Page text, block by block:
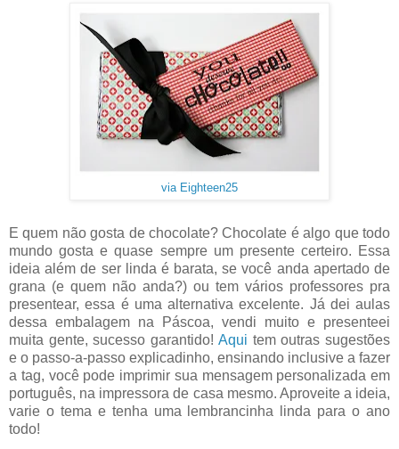
via Eighteen25
E quem não gosta de chocolate? Chocolate é algo que todo
mundo gosta e quase sempre um presente certeiro. Essa
ideia além de ser linda é barata, se você anda apertado de
grana (e quem não anda?) ou tem vários professores pra
presentear, essa é uma alternativa excelente. Já dei aulas
dessa embalagem na Páscoa, vendi muito e presenteei
muita gente, sucesso garantido! Aqui tem outras sugestões
e o passo-a-passo explicadinho, ensinando inclusive a fazer
a tag, você pode imprimir sua mensagem personalizada em
português, na impressora de casa mesmo. Aproveite a ideia,
varie o tema e tenha uma lembrancinha linda para o ano
todo!